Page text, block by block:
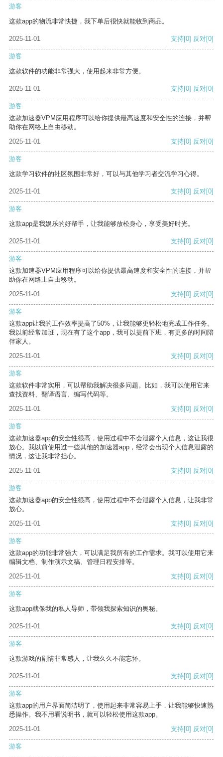
游客
这款app的物流非常快捷，我下单后很快就能收到商品。
2025-11-01 支持[0] 反对[0]
游客
这款软件的功能非常强大，使用起来非常方便。
2025-11-01 支持[0] 反对[0]
游客
这款加速器VPM应用程序可以给你提供最高速度和安全性的连接，并帮
助你在网络上自由移动。
2025-11-01
支持[0] 反对[0]
游客
这款学习软件的社区氛围非常好，可以与其他学习者交流学习心得。
2025-11-01 支持[0] 反对[0]
游客
这款app是我娱乐的好帮手，让我能够放松身心，享受美好时光。
2025-11-01 支持[0] 反对[0]
游客
这款加速器VPM应用程序可以给你提供最高速度和安全性的连接，并帮
助你在网络上自由移动。
2025-11-01
支持[0] 反对[0]
游客
这款app让我的工作效率提高了50%，让我能够更轻松地完成工作任务。
我以前经常加班，现在有了这个app，我可以提前下班，有更多的时间陪
伴家人。
2025-11-01
支持[0] 反对[0]
游客
这款软件非常实用，可以帮助我解决很多问题。比如，我可以使用它来
查找资料、翻译语言、编写代码等。
2025-11-01
支持[0] 反对[0]
游客
这款加速器app的安全性很高，使用过程中不会泄露个人信息，这让我很
放心。我以前使用过一些其他的加速器app，经常会出现个人信息泄露的
情况，这让我非常担心。
2025-11-01
支持[0] 反对[0]
游客
这款加速器app的安全性很高，使用过程中不会泄露个人信息，让我非常
放心。
2025-11-01
支持[0] 反对[0]
游客
这款app的功能非常强大，可以满足我所有的工作需求。我可以使用它来
编辑文档、制作演示文稿、管理日程安排等。
2025-11-01
支持[0] 反对[0]
游客
这款app就像我的私人导师，带领我探索知识的奥秘。
2025-11-01 支持[0] 反对[0]
游客
这款游戏的剧情非常感人，让我久久不能忘怀。
2025-11-01 支持[0] 反对[0]
游客
这款app的用户界面简洁明了，使用起来非常容易上手，让我能够快速熟
悉操作。我不用看说明书，就可以轻松使用这款app。
2025-11-01
支持[0] 反对[0]
游客